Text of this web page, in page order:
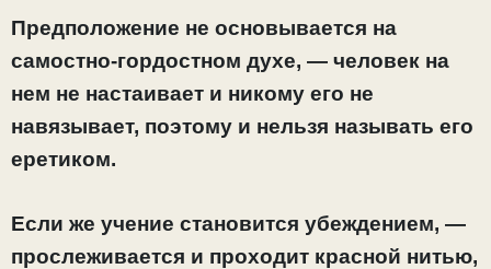
Предположение не основывается на
самостно-гордостном духе, — человек на
нем не настаивает и никому его не
навязывает, поэтому и нельзя называть его
еретиком.
Если же учение становится убеждением, —
прослеживается и проходит красной нитью,